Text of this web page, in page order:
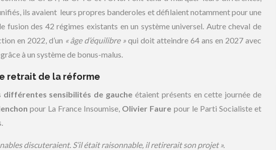
ils avaient leurs propres banderoles et défilaient notamment pour une
fusion des 42 régimes existants en un système universel. Autre cheval de
en 2022, d’un « âge d’équilibre »qui doit atteindre 64 ans en 2027 avec
à un système de bonus-malus.
retrait de la réforme
différentes sensibilités de gauche étaient présents en cette journée de
pour La France Insoumise, Olivier Faure pour le Parti Socialiste et
discuteraient. S’il était raisonnable, il retirerait son projet ».